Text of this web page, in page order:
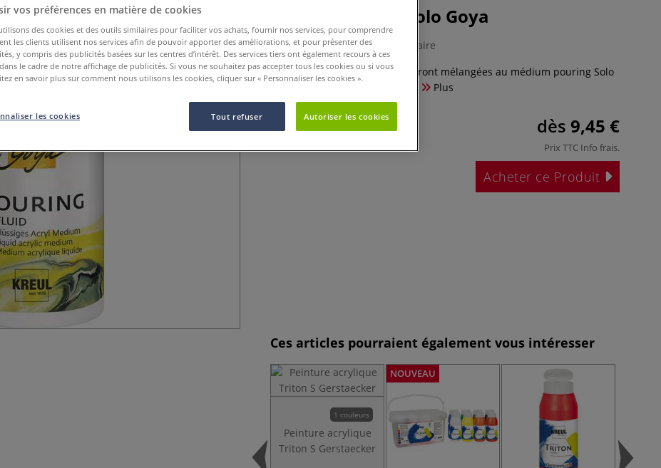
Médium Pouring Solo Goya
1 Commentaire
Les couleurs intenses choisies seront mélangées au médium pouring Solo
Plus
dès 9,45 €
Prix TTC Info frais.
Acheter ce Produit
Ces articles pourraient également vous intéresser
1 couleurs
Peinture acrylique
Triton S Gerstaecker
NOUVEAU
vos préférences en matière de cookies
des cookies et des outils similaires pour faciliter vos achats, fournir nos services, pour comprendre
les clients utilisent nos services afin de pouvoir apporter des améliorations, et pour présenter des
y compris des publicités basées sur les centres d’intérêt. Des services tiers ont également recours à ces
le cadre de notre affichage de publicités. Si vous ne souhaitez pas accepter tous les cookies ou si vous
en savoir plus sur comment nous utilisons les cookies, cliquer sur « Personnaliser les cookies ».
Tout refuser Autoriser les cookies
les cookies